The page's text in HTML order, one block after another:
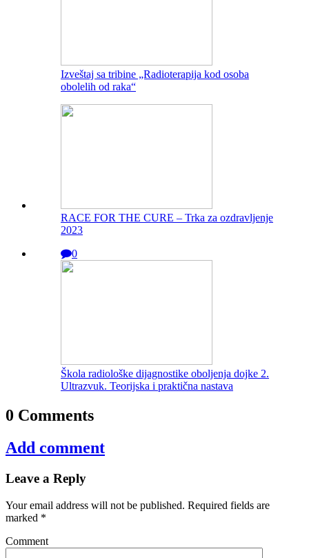
Izveštaj sa tribine „Radioterapija kod osoba
obolelih od raka“
RACE FOR THE CURE – Trka za ozdravljenje
2023
0
Škola radiološke dijagnostike oboljenja dojke 2.
Ultrazvuk. Teorijska i praktična nastava
0 Comments
Add comment
Leave a Reply
Your email address will not be published. Required fields are
marked *
Comment